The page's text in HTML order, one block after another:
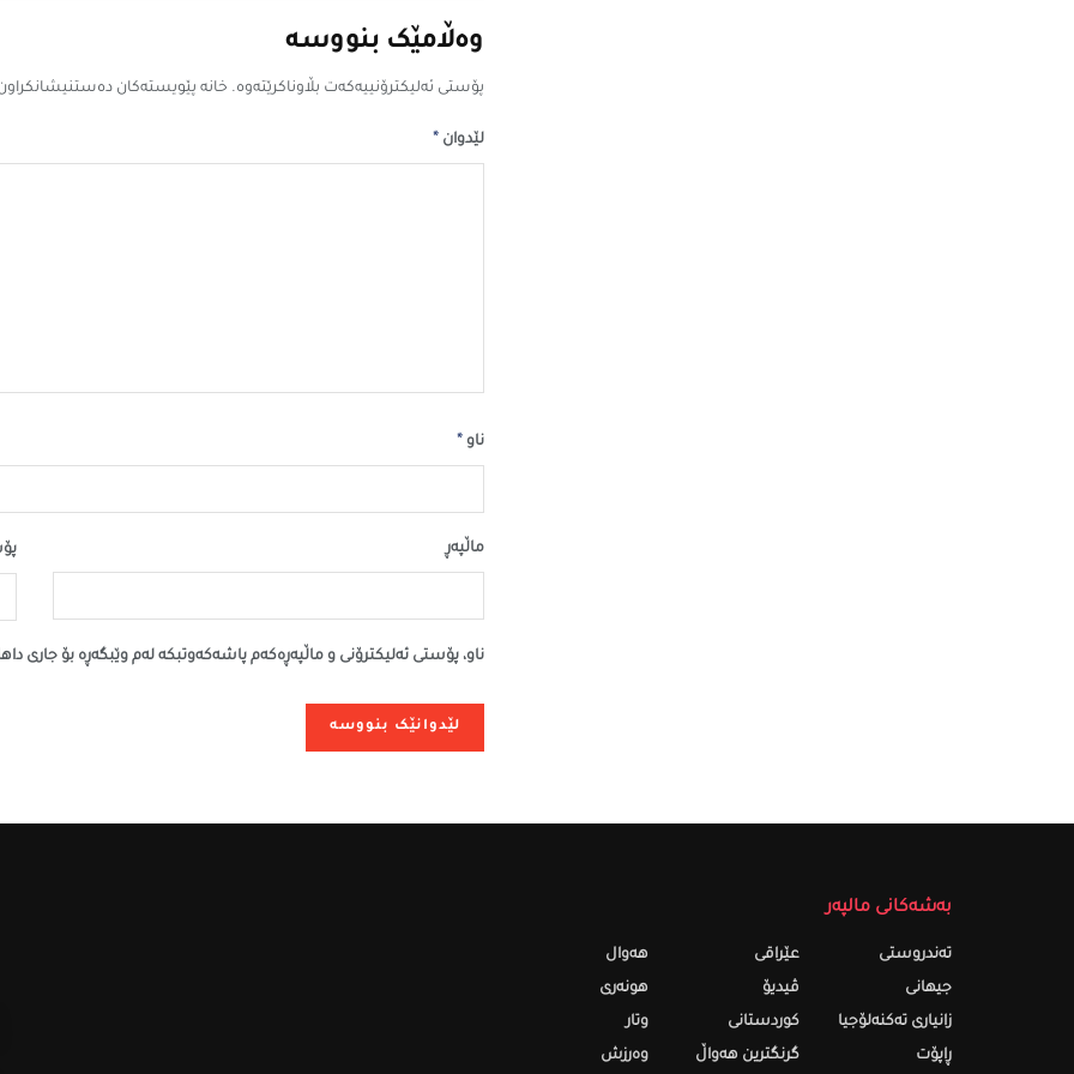
وەڵامێک بنووسە
پۆستی ئەلیکترۆنییەکەت بڵاوناکرێتەوە. خانە پێویستەکان
لێدوان *
ناو *
ماڵپه‌ڕ
ناو، پۆستی ئەلیکترۆنی و ماڵپەڕەکەم پاشەکەوتبکە لەم وێبگەڕە بۆ جاری
بەشەکانی مالپەر
تەندروستى
جیهانی
زانیاری تەکنەلۆجیا
ڕاپۆت
عێراقی
ڤیدیۆ
کوردستانی
گرنگترین هەواڵ
هەواڵ
هونەری
وتار
وەرزش